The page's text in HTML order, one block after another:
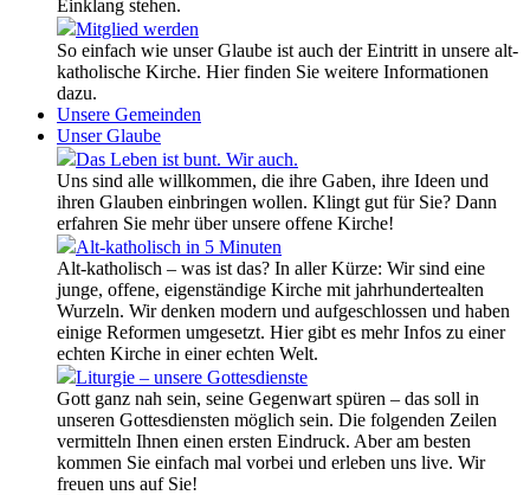
Einklang stehen.
Mitglied werden
So einfach wie unser Glaube ist auch der Eintritt in unsere alt-
katholische Kirche. Hier finden Sie weitere Informationen
dazu.
Unsere Gemeinden
Unser Glaube
Das Leben ist bunt. Wir auch.
Uns sind alle willkommen, die ihre Gaben, ihre Ideen und
ihren Glauben einbringen wollen. Klingt gut für Sie? Dann
erfahren Sie mehr über unsere offene Kirche!
Alt-katholisch in 5 Minuten
Alt-katholisch – was ist das? In aller Kürze: Wir sind eine
junge, offene, eigenständige Kirche mit jahrhundertealten
Wurzeln. Wir denken modern und aufgeschlossen und haben
einige Reformen umgesetzt. Hier gibt es mehr Infos zu einer
echten Kirche in einer echten Welt.
Liturgie – unsere Gottesdienste
Gott ganz nah sein, seine Gegenwart spüren – das soll in
unseren Gottesdiensten möglich sein. Die folgenden Zeilen
vermitteln Ihnen einen ersten Eindruck. Aber am besten
kommen Sie einfach mal vorbei und erleben uns live. Wir
freuen uns auf Sie!